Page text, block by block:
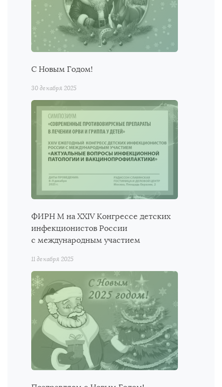
С Новым Годом!
30 декабря 2025
ФИРН М на ХХIV Конгрессе детских
инфекционистов России
с международным участием
11 декабря 2025